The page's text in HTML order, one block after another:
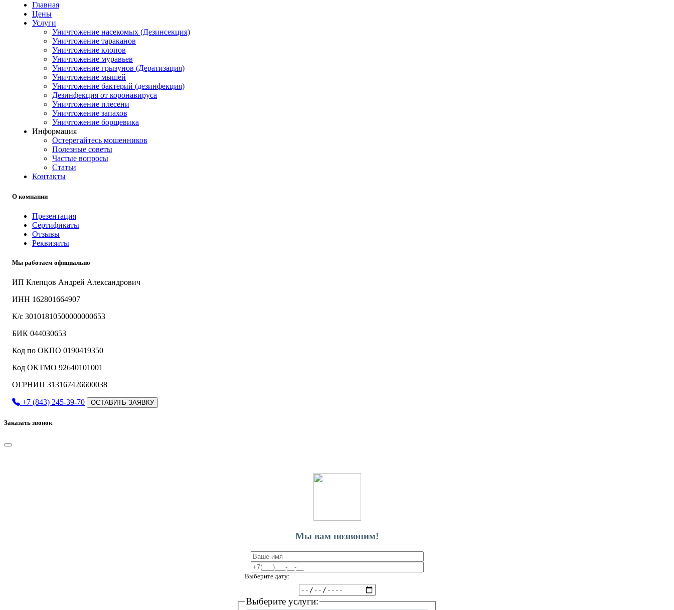
Главная
Цены
Услуги
Уничтожение насекомых (Дезинсекция)
Уничтожение тараканов
Уничтожение клопов
Уничтожение муравьев
Уничтожение грызунов (Дератизация)
Уничтожение мышей
Уничтожение бактерий (дезинфекция)
Дезинфекция от коронавируса
Уничтожение плесени
Уничтожение запахов
Уничтожение борщевика
Информация
Остерегайтесь мошенников
Полезные советы
Частые вопросы
Статьи
Контакты
О компании
Презентация
Сертификаты
Отзывы
Реквизиты
Мы работаем официально
ИП Клепцов Андрей Александрович
ИНН 162801664907
К/с 30101810500000000653
БИК 044030653
Код по ОКПО 0190419350
Код ОКТМО 92640101001
ОГРНИП 313167426600038
+7 (843) 245-39-70 ОСТАВИТЬ ЗАЯВКУ
Заказать звонок
Мы вам позвоним!
Выберите дату:
Выберите услуги: